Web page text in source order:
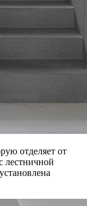
отделяет от
лестничной